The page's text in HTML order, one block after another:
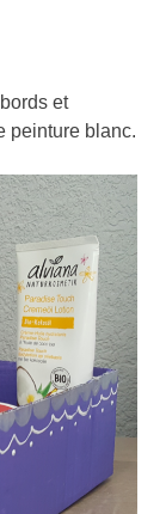
et
peinture blanc.